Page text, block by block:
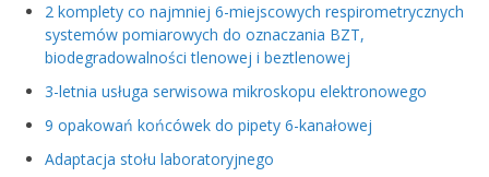
2 komplety co najmniej 6-miejscowych respirometrycznych
systemów pomiarowych do oznaczania BZT,
biodegradowalności tlenowej i beztlenowej
3-letnia usługa serwisowa mikroskopu elektronowego
9 opakowań końcówek do pipety 6-kanałowej
Adaptacja stołu laboratoryjnego